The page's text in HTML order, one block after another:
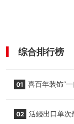
综合排行榜
01 喜百年装饰“
02 活鳗出口单次